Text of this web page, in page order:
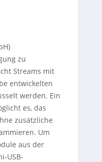
zu
Streams mit
entwickelten
werden. Ein
es, das
zusätzliche
Um
aus der
USB-